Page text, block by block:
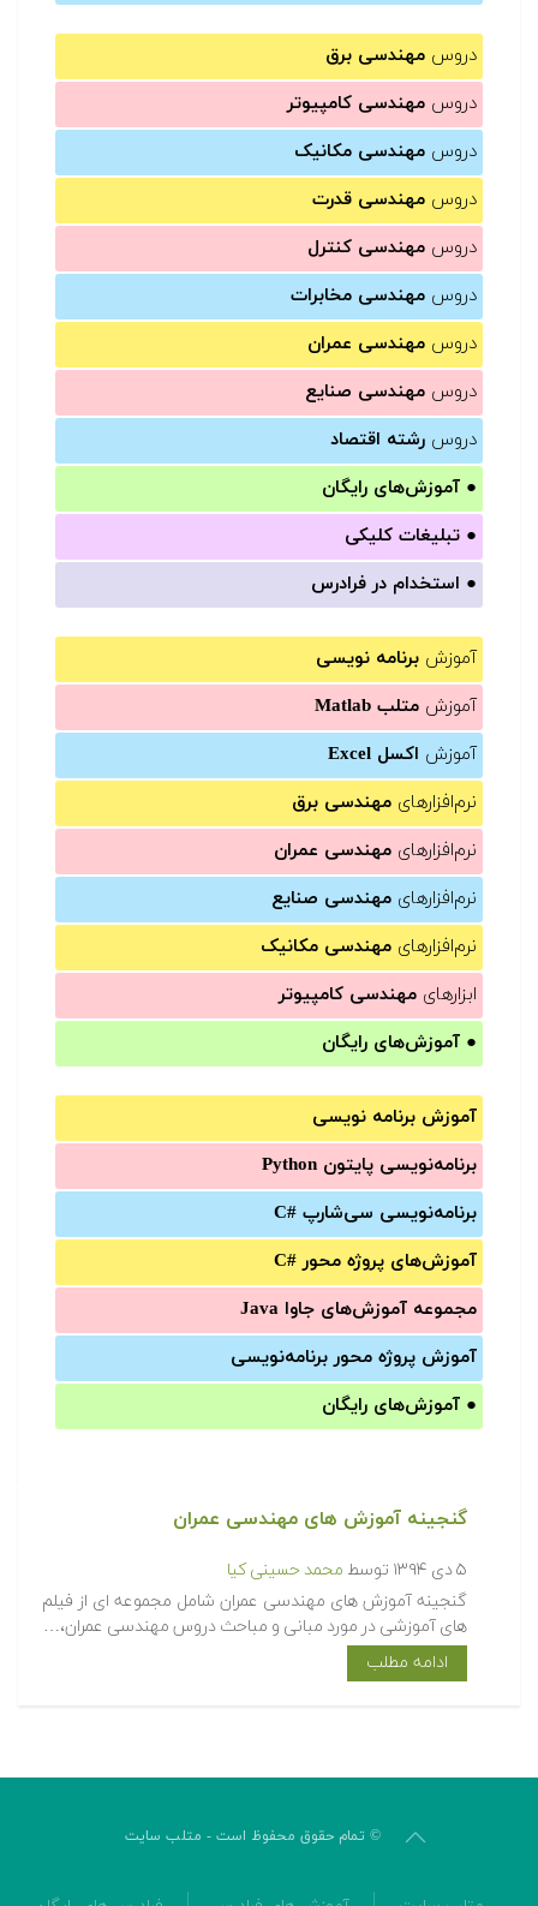
دروس مهندسی برق
دروس مهندسی کامپیوتر
دروس مهندسی مکانیک
دروس مهندسی قدرت
دروس مهندسی کنترل
دروس مهندسی مخابرات
دروس مهندسی عمران
دروس مهندسی صنایع
دروس رشته اقتصاد
● آموزش‌های رایگان
● تبلیغات کلیکی
● استخدام در فرادرس
آموزش برنامه نویسی
آموزش متلب Matlab
آموزش اکسل Excel
نرم‌افزارهای مهندسی برق
نرم‌افزارهای مهندسی عمران
نرم‌افزارهای مهندسی صنایع
نرم‌افزارهای مهندسی مکانیک
ابزارهای مهندسی کامپیوتر
● آموزش‌های رایگان
آموزش برنامه نویسی
برنامه‌نویسی پایتون Python
برنامه‌‌نویسی سی‌شارپ C#‎
آموزش‌های پروژه محور #C
مجموعه آموزش‌های جاوا Java
آموزش‌ پروژه محور برنامه‌نویسی
● آموزش‌های رایگان
گنجینه آموزش های مهندسی عمران
۵ دی ۱۳۹۴ توسط محمد حسینی کیا
گنجینه آموزش های مهندسی عمران شامل مجموعه ای از فیلم
های آموزشی در مورد مبانی و مباحث دروس مهندسی عمران،…
ادامه مطلب
© تمام حقوق محفوظ است - متلب سایت